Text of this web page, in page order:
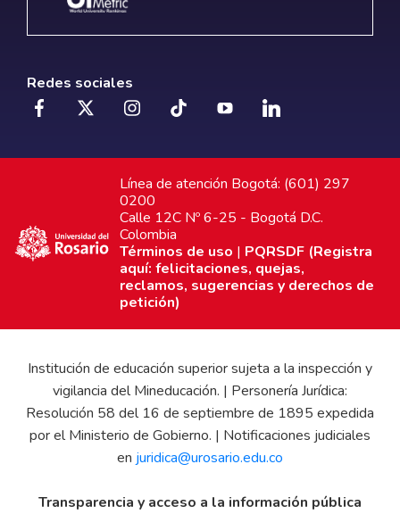
Redes sociales
Línea de atención Bogotá: (601) 297
0200
Calle 12C Nº 6-25 - Bogotá D.C.
Colombia
Términos de uso | PQRSDF (Registra
aquí: felicitaciones, quejas,
reclamos, sugerencias y derechos de
petición)
Institución de educación superior sujeta a la inspección y
vigilancia del Mineducación. | Personería Jurídica:
Resolución 58 del 16 de septiembre de 1895 expedida
por el Ministerio de Gobierno. | Notificaciones judiciales
en juridica@urosario.edu.co
Transparencia y acceso a la información pública